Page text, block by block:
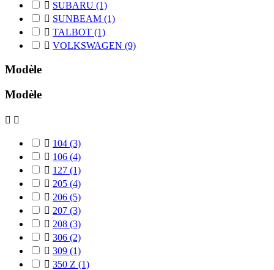
 SUBARU (1)
 SUNBEAM (1)
 TALBOT (1)
 VOLKSWAGEN (9)
Modèle
Modèle
 
 104 (3)
 106 (4)
 127 (1)
 205 (4)
 206 (5)
 207 (3)
 208 (3)
 306 (2)
 309 (1)
 350 Z (1)